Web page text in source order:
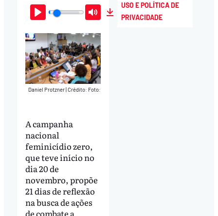
Play Mute Download
Daniel Protzner|Crédito: Foto:
A campanha
nacional
feminicídio zero,
que teve início no
dia 20 de
novembro, propõe
21 dias de reflexão
na busca de ações
de combate a
USO E POLÍTICA DE
PRIVACIDADE